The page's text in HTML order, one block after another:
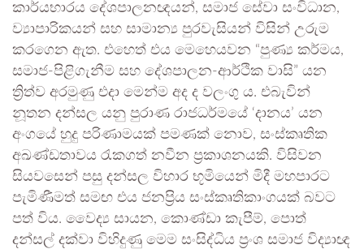
කාර්යභාරය දේශපාලනඥයන්, සමාජ සේවා සංවිධාන,
ව්‍යාපාරිකයන් සහ සාමාන්‍ය පුරවැසියන් විසින් උරුම
කරගෙන ඇත. එහෙත් එය මෙහෙයවන “පුණ්‍ය කර්මය,
සමාජ-පිළිගැනීම සහ දේශපාලන-ආර්ථික වාසි” යන
ත්‍රිත්ව අරමුණු එදා මෙන්ම අද ද වලංගු ය. එබැවින්
නූතන දන්සල යනු පුරාණ රාජධර්මයේ ‘දානය’ යන
අංගයේ හුදු පරිණාමයක් පමණක් නොව, සංස්කෘතික
අඛණ්ඩතාවය රැකගත් නවීන ප්‍රකාශනයකි. විසිවන
සියවසෙන් පසු දන්සල විහාර භූමියෙන් මිදී මහපාරට
පැමිණීමත් සමඟ එය ජනප්‍රිය සංස්කෘතිකාංගයක් බවට
පත් විය. වෛද්‍ය සායන, කොණ්ඩා කැපීම්, පොත්
දන්සල් දක්වා විහිදුණු මෙම සංසිද්ධිය ප්‍රංශ සමාජ විද්‍යාඥ